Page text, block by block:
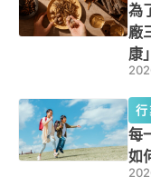
為
廠
康」
行
每
如